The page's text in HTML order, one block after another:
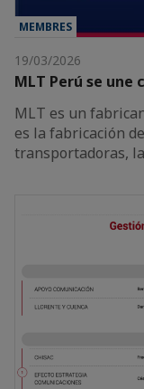
MEMBRES
19/03/2026
MLT Perú se une
MLT es un
es la fabricación
transportadoras,